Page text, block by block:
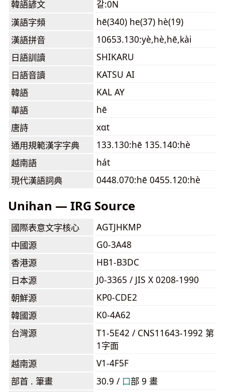
韓語諺文
갈:0N
漢語字頻
hē(340) he(37) hè(19)
漢語拼音
10653.130:yè,hè,hē,kài
日語訓讀
SHIKARU
日語音讀
KATSU AI
韓語
KAL AY
華語
hē
唐詩
xɑt
通用規範漢字字典
133.130:hē 135.140:hè
越南語
hát
現代漢語詞典
0448.070:hē 0455.120:hè
Unihan — IRG Source
國際表意文字核心
AGTJHKMP
中國源
G0-3A48
香港源
HB1-B3DC
日本源
J0-3365 / JIS X 0208-1990
朝鮮源
KP0-CDE2
韓國源
K0-4A62
台灣源
T1-5E42 / CNS11643-1992 第
1字面
越南源
V1-4F5F
部首 . 筆畫
30.9 / ⼝部 9 畫